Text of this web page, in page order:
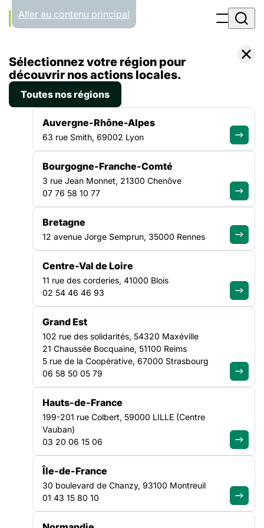
Panneau de gestion des cookies
Aller au contenu principal
Accueil Liste des actualités Vers une reconfiguration pluriannuelle du parc d’hébergement ligérien
ACTUALITÉ|19 OCTOBRE 2021
Vers une reconfiguration
pluriannuelle du parc
d’hébergement ligérien
Alors qu’approche la date butoir de la saisie de l’Etude
Nationale des Coûts de l’hébergement (31 octobre 2021), les
feuilles de route des propositions des services de l’Etat
d’évolution pluriannuelle des parcs d’hébergement
Rapport d’Orientation Budgétaire Accueil Hébergement
Insertion des Pays de la Loire vient de paraître.
VEILLE SOCIALE, HÉBERGEMENT ET LOGEMENT
PAYS DE LA LOIRE
Alors qu’approche la date butoir de la saisie de l’Etude
Nationale des Coûts de l’hébergement (31 octobre 2021), les
feuilles de route des propositions des services de l’Etat
d’évolution pluriannuelle des parcs d’hébergement
départementaux viennent de remonter au ministère et le
Rapport d’Orientation Budgétaire Accueil Hébergement
Sélectionnez votre région pour
découvrir nos actions locales.
Toutes nos régions
Auvergne-Rhône-Alpes
63 rue Smith, 69002 Lyon
Bourgogne-Franche-Comté
3 rue Jean Monnet, 21300 Chenôve
07 76 58 10 77
Bretagne
12 avenue Jorge Semprun, 35000 Rennes
Centre-Val de Loire
11 rue des corderies, 41000 Blois
02 54 46 46 93
Grand Est
102 rue des solidarités, 54320 Maxéville
21 Chaussée Bocquaine, 51100 Reims
5 rue de la Coopérative, 67000 Strasbourg
06 58 50 05 79
Hauts-de-France
199-201 rue Colbert, 59000 LILLE (Centre
Vauban)
03 20 06 15 06
Île-de-France
30 boulevard de Chanzy, 93100 Montreuil
01 43 15 80 10